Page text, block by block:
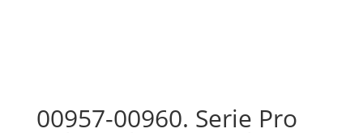
00957-00960. Serie Pro